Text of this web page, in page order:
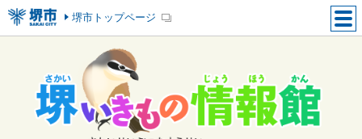
堺市トップページ